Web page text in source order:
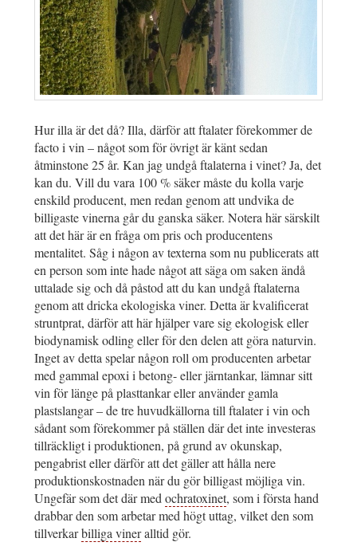
Hur illa är det då? Illa, därför att ftalater förekommer de
facto i vin – något som för övrigt är känt sedan
åtminstone 25 år. Kan jag undgå ftalaterna i vinet? Ja, det
kan du. Vill du vara 100 % säker måste du kolla varje
enskild producent, men redan genom att undvika de
billigaste vinerna går du ganska säker. Notera här särskilt
att det här är en fråga om pris och producentens
mentalitet. Såg i någon av texterna som nu publicerats att
en person som inte hade något att säga om saken ändå
uttalade sig och då påstod att du kan undgå ftalaterna
genom att dricka ekologiska viner. Detta är kvalificerat
struntprat, därför att här hjälper vare sig ekologisk eller
biodynamisk odling eller för den delen att göra naturvin.
Inget av detta spelar någon roll om producenten arbetar
med gammal epoxi i betong- eller järntankar, lämnar sitt
vin för länge på plasttankar eller använder gamla
plastslangar – de tre huvudkällorna till ftalater i vin och
sådant som förekommer på ställen där det inte investeras
tillräckligt i produktionen, på grund av okunskap,
pengabrist eller därför att det gäller att hålla nere
produktionskostnaden när du gör billigast möjliga vin.
Ungefär som det där med ochratoxinet, som i första hand
drabbar den som arbetar med högt uttag, vilket den som
tillverkarbilliga vineralltid gör.